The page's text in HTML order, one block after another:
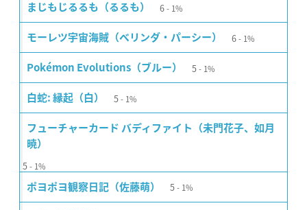
まじもじるるも（るるも） 6 1%
モーレツ宇宙海賊（ベリンダ・パーシー） 6 1%
Pokémon Evolutions（ブルー） 5 1%
白蛇: 縁起（白） 5 1%
フューチャーカード バディファイト（未門花子、如月
暁）
5 1%
ポヨポヨ観察日記（佐藤萌） 5 1%